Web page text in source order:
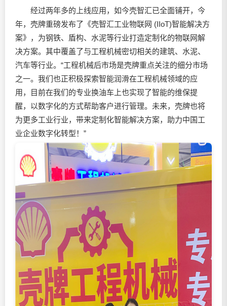
经过两年多的上线应用，如今壳智汇已全面铺开，今
年，壳牌重磅发布了《壳智汇工业物联网 (IIoT)智能解决方
案》，为钢铁、盾构、水泥等行业打造定制化的物联网解
决方案。其中覆盖了与工程机械密切相关的建筑、水泥、
汽车等行业。“工程机械后市场是壳牌重点关注的细分市场
之一。我们也正积极探索智能润滑在工程机械领域的应
用，目前在我们的专业换油车上也实现了智能的维保提
醒，以数字化的方式帮助客户进行管理。未来，壳牌也将
为更多工业行业，带来定制化智能解决方案，助力中国工
业企业数字化转型！”